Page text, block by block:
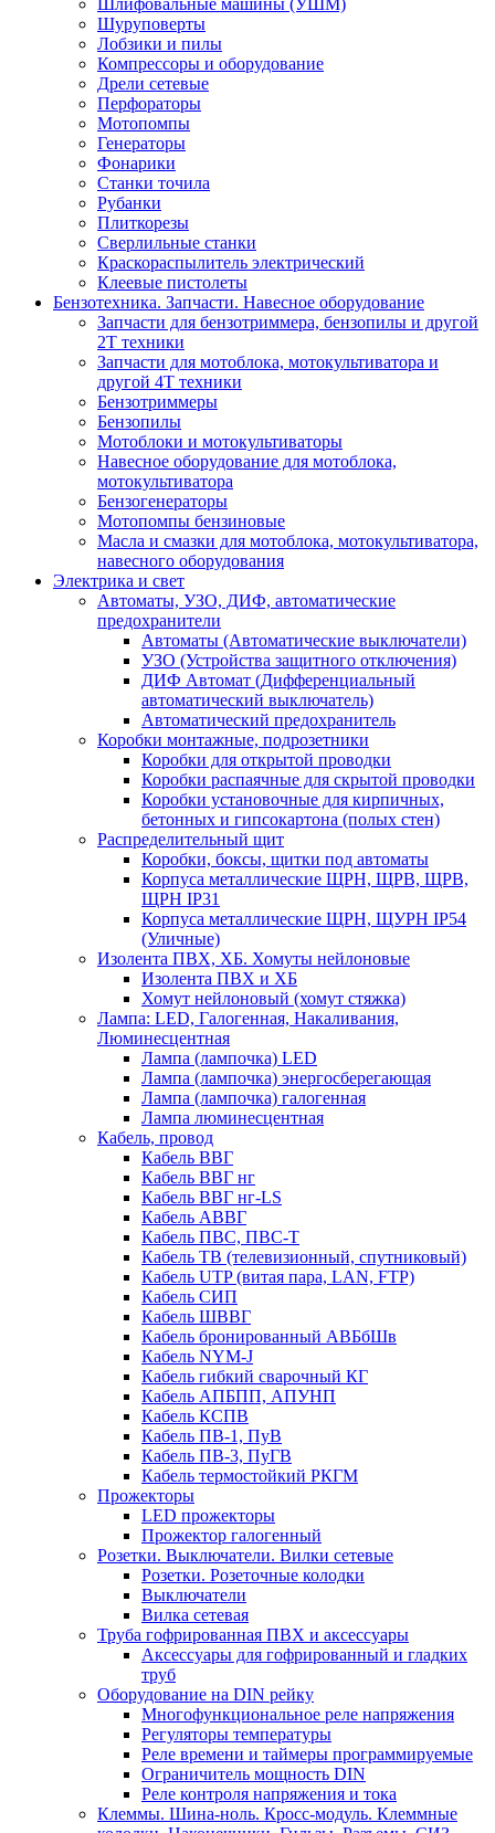
Шлифовальные машины (УШМ)
Шуруповерты
Лобзики и пилы
Компрессоры и оборудование
Дрели сетевые
Перфораторы
Мотопомпы
Генераторы
Фонарики
Станки точила
Рубанки
Плиткорезы
Сверлильные станки
Краскораспылитель электрический
Клеевые пистолеты
Бензотехника. Запчасти. Навесное оборудование
Запчасти для бензотриммера, бензопилы и другой
2Т техники
Запчасти для мотоблока, мотокультиватора и
другой 4Т техники
Бензотриммеры
Бензопилы
Мотоблоки и мотокультиваторы
Навесное оборудование для мотоблока,
мотокультиватора
Бензогенераторы
Мотопомпы бензиновые
Масла и смазки для мотоблока, мотокультиватора,
навесного оборудования
Электрика и свет
Автоматы, УЗО, ДИФ, автоматические
предохранители
Автоматы (Автоматические выключатели)
УЗО (Устройства защитного отключения)
ДИФ Автомат (Дифференциальный
автоматический выключатель)
Автоматический предохранитель
Коробки монтажные, подрозетники
Коробки для открытой проводки
Коробки распаячные для скрытой проводки
Коробки установочные для кирпичных,
бетонных и гипсокартона (полых стен)
Распределительный щит
Коробки, боксы, щитки под автоматы
Корпуса металлические ЩРН, ЩРВ, ЩРВ,
ЩРН IP31
Корпуса металлические ЩРН, ЩУРН IP54
(Уличные)
Изолента ПВХ, ХБ. Хомуты нейлоновые
Изолента ПВХ и ХБ
Хомут нейлоновый (хомут стяжка)
Лампа: LED, Галогенная, Накаливания,
Люминесцентная
Лампа (лампочка) LED
Лампа (лампочка) энергосберегающая
Лампа (лампочка) галогенная
Лампа люминесцентная
Кабель, провод
Кабель ВВГ
Кабель ВВГ нг
Кабель ВВГ нг-LS
Кабель АВВГ
Кабель ПВС, ПВС-Т
Кабель ТВ (телевизионный, спутниковый)
Кабель UTP (витая пара, LAN, FTP)
Кабель СИП
Кабель ШВВГ
Кабель бронированный АВБбШв
Кабель NYM-J
Кабель гибкий сварочный КГ
Кабель АПБПП, АПУНП
Кабель КСПВ
Кабель ПВ-1, ПуВ
Кабель ПВ-3, ПуГВ
Кабель термостойкий РКГМ
Прожекторы
LED прожекторы
Прожектор галогенный
Розетки. Выключатели. Вилки сетевые
Розетки. Розеточные колодки
Выключатели
Вилка сетевая
Труба гофрированная ПВХ и аксессуары
Аксессуары для гофрированный и гладких
труб
Оборудование на DIN рейку
Многофункциональное реле напряжения
Регуляторы температуры
Реле времени и таймеры программируемые
Ограничитель мощность DIN
Реле контроля напряжения и тока
Клеммы. Шина-ноль. Кросс-модуль. Клеммные